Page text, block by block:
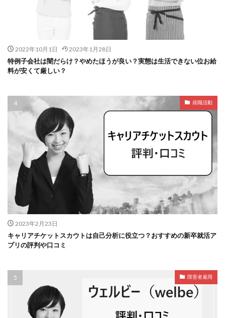
2022年10月1日 2023年1月28日
特例子会社は闇だらけ？やめたほうが良い？実態は生活できない位お給
料が安くて厳しい？
就職活動
2023年2月23日
キャリアチケットスカウトは自己分析に役立つ？おすすめの新卒就活ア
プリの評判や口コミ
障害者雇用